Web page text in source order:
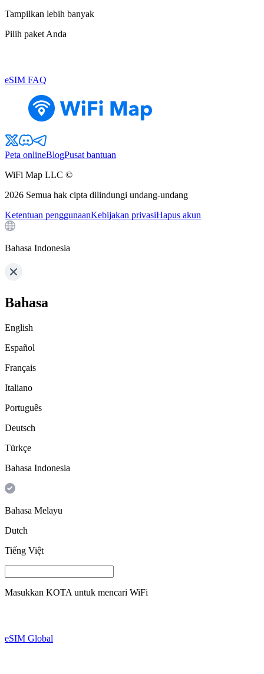
Tampilkan lebih banyak
Pilih paket Anda
eSIM FAQ
Peta onlineBlogPusat bantuan
WiFi Map LLC ©
2026 Semua hak cipta dilindungi undang-undang
Ketentuan penggunaanKebijakan privasiHapus akun
Bahasa Indonesia
Bahasa
English
Español
Français
Italiano
Português
Deutsch
Türkçe
Bahasa Indonesia
Bahasa Melayu
Dutch
Tiếng Việt
Masukkan KOTA untuk mencari WiFi
eSIM Global